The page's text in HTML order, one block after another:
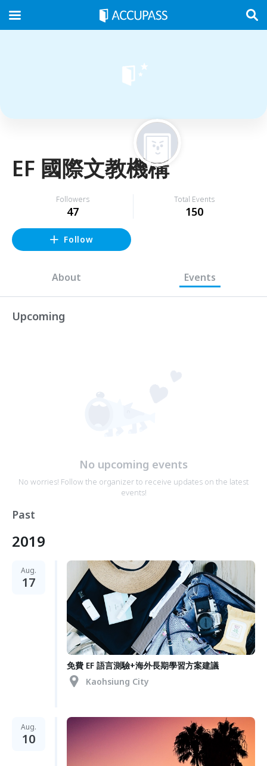
EF 國際文教機構
Followers
47
Total Events
150
Follow
About Events
Upcoming
No upcoming events
No worries! Follow the organizer to receive updates on the latest
events!
Past
2019
Aug.
17
免費 EF 語言測驗+海外長期學習方案建議
Kaohsiung City
Aug.
10